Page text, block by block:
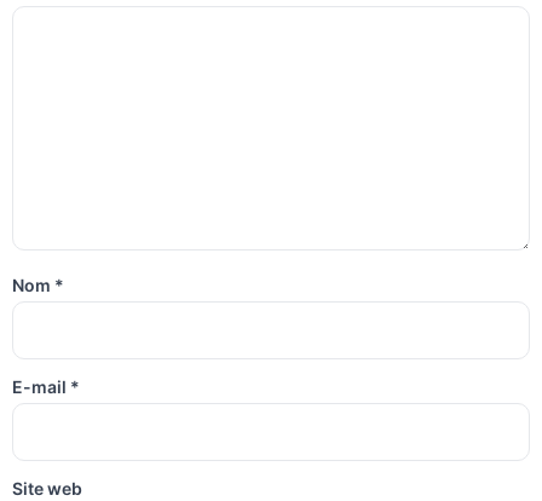
Nom *
E-mail *
Site web